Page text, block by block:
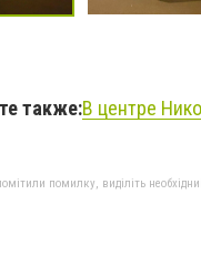
также:В центре
помилку, виділіть